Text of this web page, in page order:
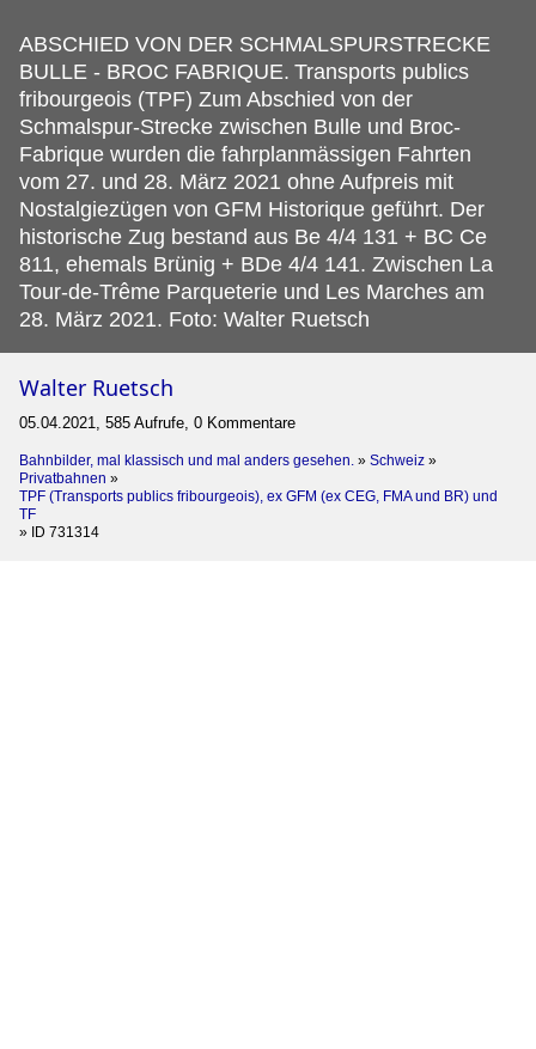
ABSCHIED VON DER SCHMALSPURSTRECKE
BULLE - BROC FABRIQUE. Transports publics
fribourgeois (TPF) Zum Abschied von der
Schmalspur-Strecke zwischen Bulle und Broc-
Fabrique wurden die fahrplanmässigen Fahrten
vom 27. und 28. März 2021 ohne Aufpreis mit
Nostalgiezügen von GFM Historique geführt. Der
historische Zug bestand aus Be 4/4 131 + BC Ce
811, ehemals Brünig + BDe 4/4 141. Zwischen La
Tour-de-Trême Parqueterie und Les Marches am
28. März 2021. Foto: Walter Ruetsch
Walter Ruetsch
05.04.2021, 585 Aufrufe, 0 Kommentare
Bahnbilder, mal klassisch und mal anders gesehen. » Schweiz »
Privatbahnen »
TPF (Transports publics fribourgeois), ex GFM (ex CEG, FMA und BR) und
TF
» ID 731314